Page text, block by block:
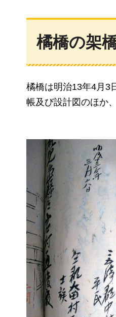
橘橋の架
橘橋は明治13年4月3
帳及び設計図のほか